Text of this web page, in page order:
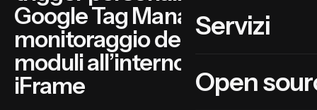
Servizi
Open
Google Tag Manager per il
monitoraggio degli invii dei
moduli all’interno di un
iFrame